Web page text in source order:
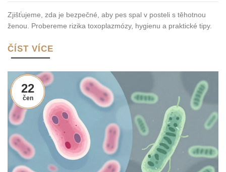
Zjišťujeme, zda je bezpečné, aby pes spal v posteli s těhotnou
ženou. Probereme rizika toxoplazmózy, hygienu a praktické tipy.
ČÍST VÍCE
22
čen